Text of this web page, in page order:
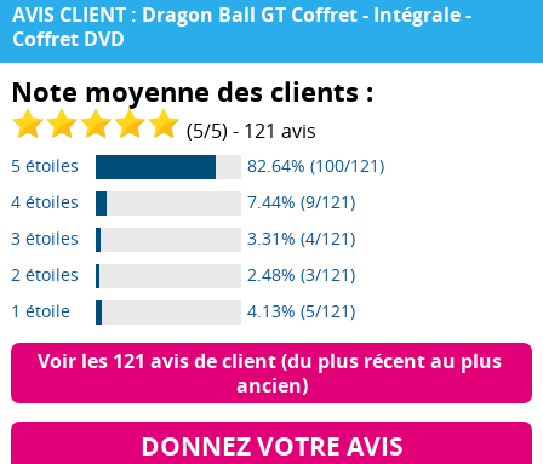
AVIS CLIENT : Dragon Ball GT Coffret - Intégrale -
Coffret DVD
Note moyenne des clients :
(5/5) - 121 avis
5 étoiles
82.64% (100/121)
4 étoiles
7.44% (9/121)
3 étoiles
3.31% (4/121)
2 étoiles
2.48% (3/121)
1 étoile
4.13% (5/121)
Voir les 121 avis de client (du plus récent au plus
ancien)
DONNEZ VOTRE AVIS